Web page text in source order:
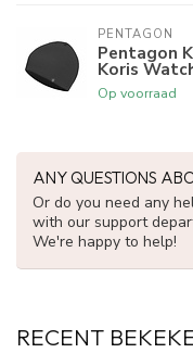
PENTAGON
Pentagon
Koris
Op voorraad
ANY QUESTIONS
Or do you need any
with our support
We're happy to help!
RECENT